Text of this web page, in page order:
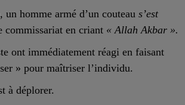
un homme armé d’un couteau s’est
commissariat en criant « Allah Akbar ».
ont immédiatement réagi en faisant
» pour maîtriser l’individu.
à déplorer.